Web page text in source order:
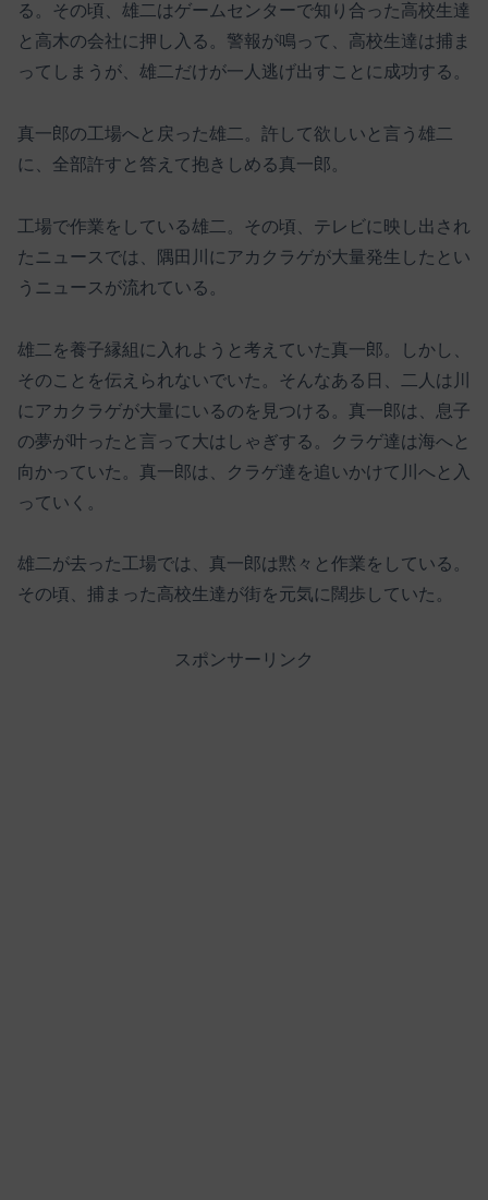
る。その頃、雄二はゲームセンターで知り合った高校生達
と高木の会社に押し入る。警報が鳴って、高校生達は捕ま
ってしまうが、雄二だけが一人逃げ出すことに成功する。
真一郎の工場へと戻った雄二。許して欲しいと言う雄二
に、全部許すと答えて抱きしめる真一郎。
工場で作業をしている雄二。その頃、テレビに映し出され
たニュースでは、隅田川にアカクラゲが大量発生したとい
うニュースが流れている。
雄二を養子縁組に入れようと考えていた真一郎。しかし、
そのことを伝えられないでいた。そんなある日、二人は川
にアカクラゲが大量にいるのを見つける。真一郎は、息子
の夢が叶ったと言って大はしゃぎする。クラゲ達は海へと
向かっていた。真一郎は、クラゲ達を追いかけて川へと入
っていく。
雄二が去った工場では、真一郎は黙々と作業をしている。
その頃、捕まった高校生達が街を元気に闊歩していた。
スポンサーリンク